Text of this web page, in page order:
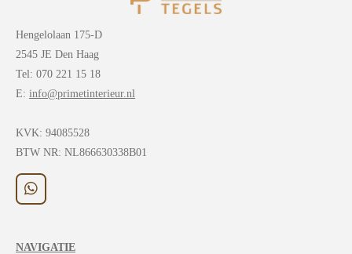
Hengelolaan 175-D
2545 JE Den Haag
Tel: 070 221 15 18
E: info@primetinterieur.nl
KVK: 94085528
BTW NR: NL866630338B01
W
h
s
NAVIGATIE